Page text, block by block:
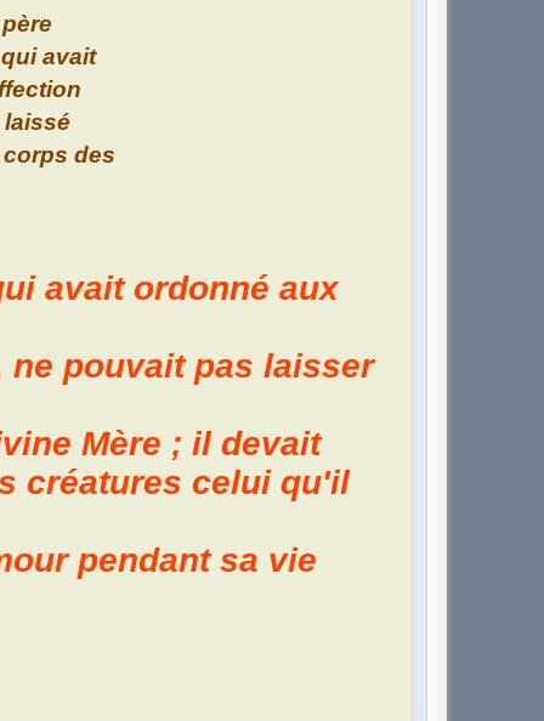
avait
des
avait ordonné aux
pouvait pas laisser
Mère ; il devait
créatures celui qu'il
pendant sa vie